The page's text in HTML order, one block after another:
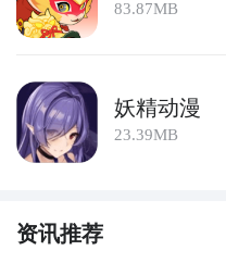
83.87MB
妖精动漫
23.39MB
资讯推荐